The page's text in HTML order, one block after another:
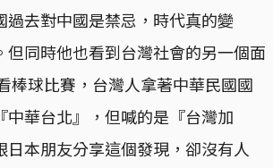
過去對中國是禁忌，時代真的變
但同時他也看到台灣社會的另一個面
棒球比賽，台灣人拿著中華民國國
中華台北』，但喊的是『台灣加
日本朋友分享這個發現，卻沒有人